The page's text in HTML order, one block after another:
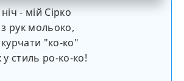
- мій Сірко
з рук мольоко,
"ко-ко"
у стиль ро-ко-ко!